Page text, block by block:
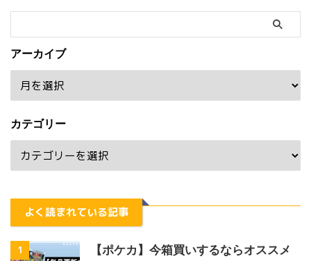
アーカイブ
カテゴリー
よく読まれている記事
1
【ポケカ】今箱買いするならオススメ